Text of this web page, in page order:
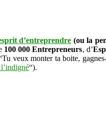
d’entreprendre (ou la
100 000 Entrepreneurs, d’
veux monter ta boite,
“).